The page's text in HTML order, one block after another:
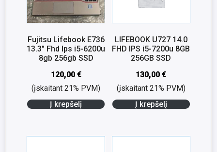
Fujitsu Lifebook E736
13.3″ Fhd Ips i5-6200u
8gb 256gb SSD
120,00 €
(įskaitant 21% PVM)
Į krepšelį
LIFEBOOK U727 14.0
FHD IPS i5-7200u 8GB
256GB SSD
130,00€
(įskaitant 21% PVM)
Į krepšelį